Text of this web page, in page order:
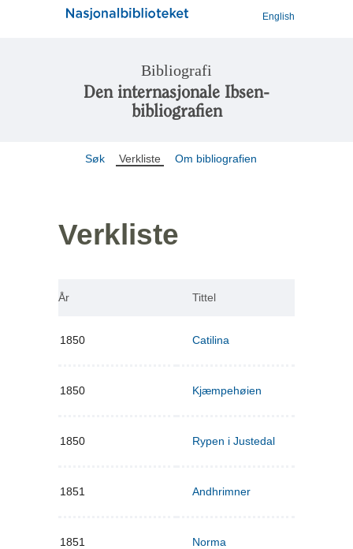
English
Bibliografi
Den internasjonale Ibsen-
bibliografien
Søk Verkliste Om bibliografien
Verkliste
År Tittel
1850 Catilina
1850 Kjæmpehøien
1850 Rypen i Justedal
1851 Andhrimner
1851 Norma